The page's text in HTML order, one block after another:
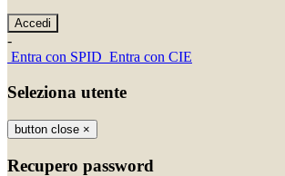
-
Entra con SPID Entra con CIE
Seleziona utente
button close ×
Recupero password